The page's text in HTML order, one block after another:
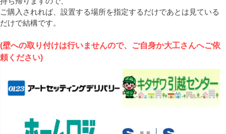
ご購入されれば、設置する場所を指定するだけであとは見ている
だけで結構です。
(壁への取り付けは行いませんので、ご自身か大工さんへご依
頼ください)